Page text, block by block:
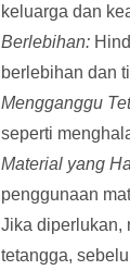
keluarga dan
Berlebihan:
berlebihan dan
Mengganggu
seperti
Material yang
penggunaan
Jika diperlukan,
tetangga,